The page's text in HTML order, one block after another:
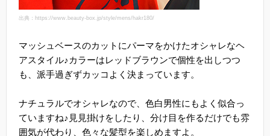
出典：https://www.beauty-box.jp/style/mens/hakr180/
マッシュベースのカットにパーマをかけたオシャレなヘ
アスタイル♪カラーはレッドブラウンで個性を出しつつ
も、派手過ぎずカッコよく決まっています。
ナチュラルでオシャレなので、色白男性にもよく似合っ
ていますね♪見見掛けをしたり、分け目を作るだけでも雰
囲気が代わり、色々な髪型を楽しめますよ。